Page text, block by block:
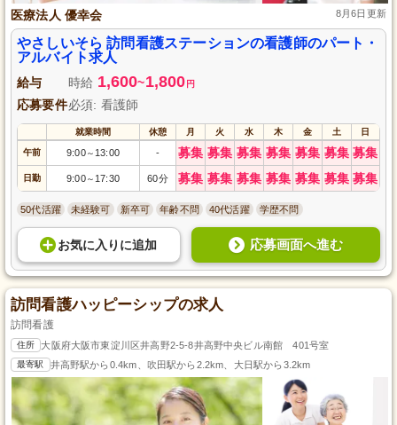
医療法人 優幸会 8月6日更新
やさしいそら 訪問看護ステーションの看護師のパート・
アルバイト求人
給与 時給 1,600~1,800 円
応募要件必須: 看護師
就業時間 休憩 月 火 水 木 金 土 日
午前 9:00～ 13:00 - 募集 募集 募集 募集 募集 募集 募集
日勤 9:00～ 17:30 60分 募集 募集 募集 募集 募集 募集 募集
50代活躍 未経験可 新卒可 年齢不問 40代活躍 学歴不問
お気に入り に追加 応募画面へ進む
訪問看護ハッピーシップの求人
訪問看護
住所 大阪府大阪市東淀川区井高野2-5-8井高野中央ビル南館 401号室
最寄駅 井高野駅から0.4km、吹田駅から2.2km、大日駅から3.2km